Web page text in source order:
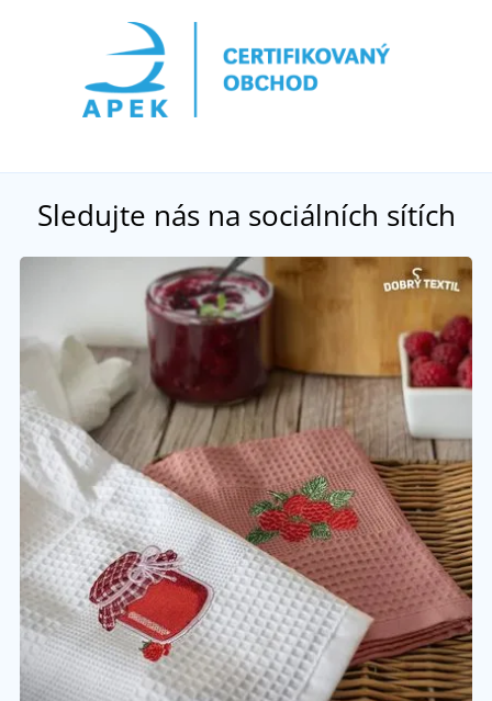
Sledujte nás na sociálních sítích